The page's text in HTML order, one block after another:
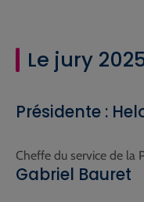
Le jury
Présidente :
Cheffe du service de la
Gabriel Bauret